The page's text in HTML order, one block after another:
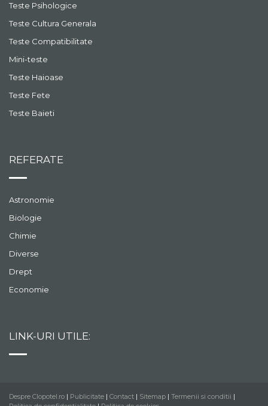
Teste Psihologice
Teste Cultura Generala
Teste Compatibilitate
Mini-teste
Teste Haioase
Teste Fete
Teste Baieti
REFERATE
Astronomie
Biologie
Chimie
Diverse
Drept
Economie
LINK-URI UTILE:
Despre Clopotel.ro | Publicitate | Contact | Sitemap | Termenii si conditii |